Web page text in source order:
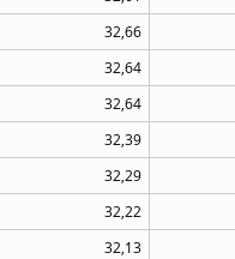
32,66
32,64
32,64
32,39
32,29
32,22
32,13